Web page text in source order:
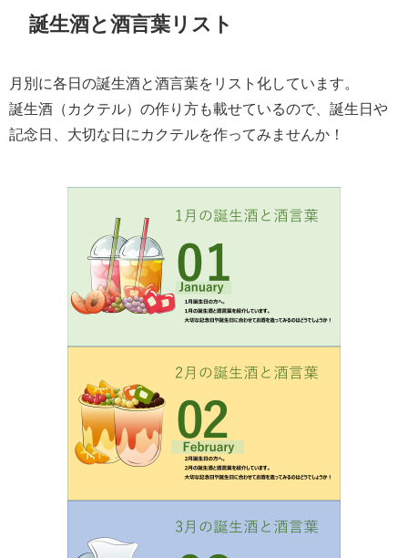
誕生酒と酒言葉リスト
月別に各日の誕生酒と酒言葉をリスト化しています。
誕生酒（カクテル）の作り方も載せているので、誕生日や
記念日、大切な日にカクテルを作ってみませんか！